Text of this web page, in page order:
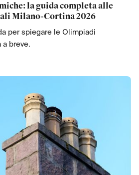
la guida completa alle
Milano-Cortina 2026
per spiegare le Olimpiadi
a breve.